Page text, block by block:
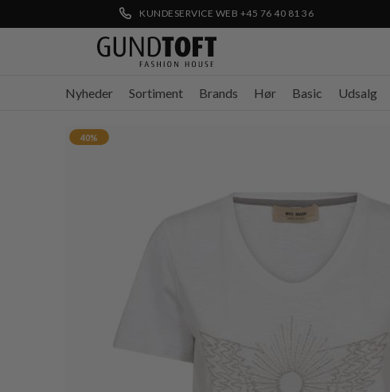
KUNDESERVICE WEB +45 76 40 81 36
Nyheder Sortiment Brands Hør Basic Udsalg
40%